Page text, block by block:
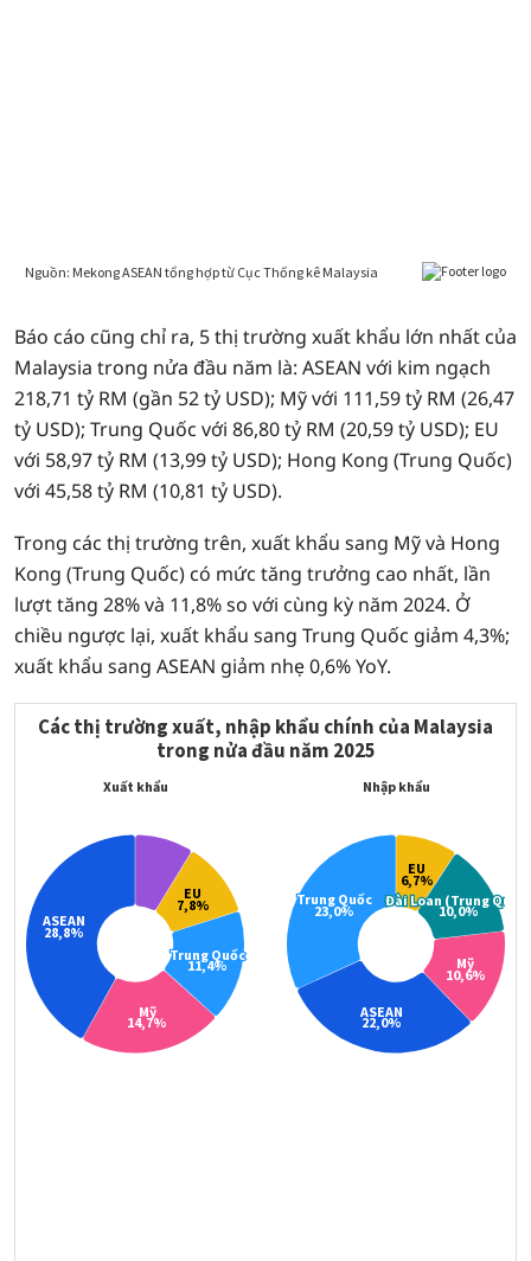
Báo cáo cũng chỉ ra, 5 thị trường xuất khẩu lớn nhất của
Malaysia trong nửa đầu năm là: ASEAN với kim ngạch
218,71 tỷ RM (gần 52 tỷ USD); Mỹ với 111,59 tỷ RM (26,47
tỷ USD); Trung Quốc với 86,80 tỷ RM (20,59 tỷ USD); EU
với 58,97 tỷ RM (13,99 tỷ USD); Hong Kong (Trung Quốc)
với 45,58 tỷ RM (10,81 tỷ USD).
Trong các thị trường trên, xuất khẩu sang Mỹ và Hong
Kong (Trung Quốc) có mức tăng trưởng cao nhất, lần
lượt tăng 28% và 11,8% so với cùng kỳ năm 2024. Ở
chiều ngược lại, xuất khẩu sang Trung Quốc giảm 4,3%;
xuất khẩu sang ASEAN giảm nhẹ 0,6% YoY.